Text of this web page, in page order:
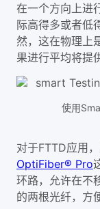
在一个方向上进
际高得多或者
然，这在物理上
果进行平均将提
使用
对于FTTD应用
OptiFiber® Pro
环路，允许在不
的两根光纤，方